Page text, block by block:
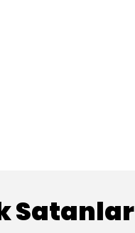
Satanlar